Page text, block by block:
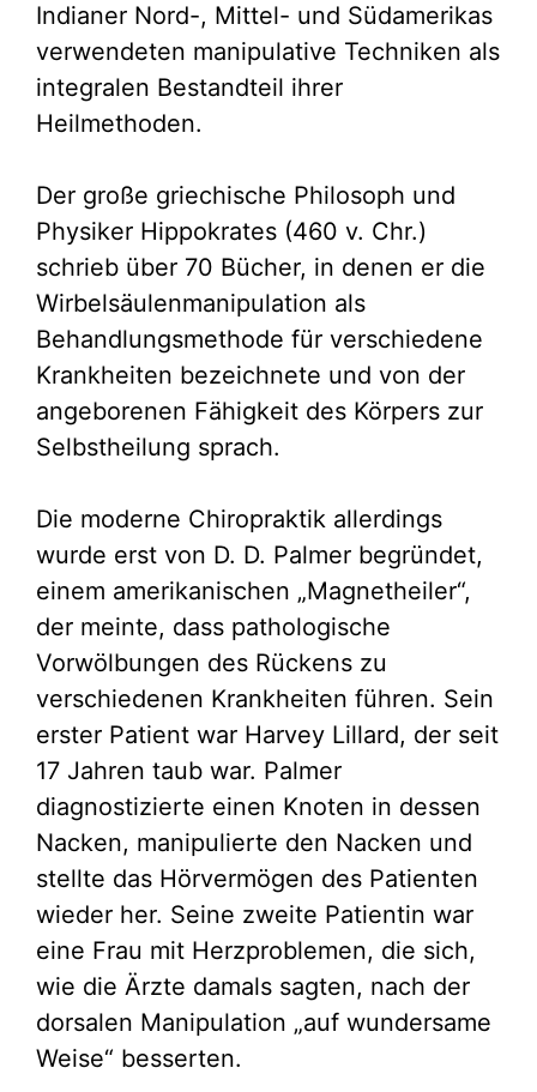
Indianer Nord-, Mittel- und Südamerikas
verwendeten manipulative Techniken als
integralen Bestandteil ihrer
Heilmethoden.
Der große griechische Philosoph und
Physiker Hippokrates (460 v. Chr.)
schrieb über 70 Bücher, in denen er die
Wirbelsäulenmanipulation als
Behandlungsmethode für verschiedene
Krankheiten bezeichnete und von der
angeborenen Fähigkeit des Körpers zur
Selbstheilung sprach.
Die moderne Chiropraktik allerdings
wurde erst von D. D. Palmer begründet,
einem amerikanischen „Magnetheiler“,
der meinte, dass pathologische
Vorwölbungen des Rückens zu
verschiedenen Krankheiten führen. Sein
erster Patient war Harvey Lillard, der seit
17 Jahren taub war. Palmer
diagnostizierte einen Knoten in dessen
Nacken, manipulierte den Nacken und
stellte das Hörvermögen des Patienten
wieder her. Seine zweite Patientin war
eine Frau mit Herzproblemen, die sich,
wie die Ärzte damals sagten, nach der
dorsalen Manipulation „auf wundersame
Weise“ besserten.